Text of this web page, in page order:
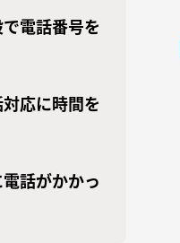
電話番号を
応に時間を
話がかかっ